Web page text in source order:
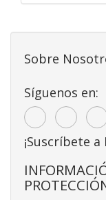
Sobre
Síguenos en:
¡Suscríbete